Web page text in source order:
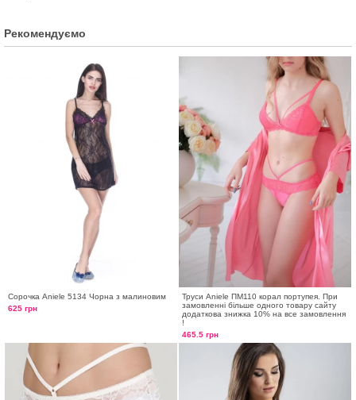
Рекомендуємо
Сорочка Aniele 5134 Чорна з малиновим
625 грн
Труси Aniele ПМ110 корал портупея. При
замовленні більше одного товару сайту
додаткова знижка 10% на все замовлення
!
465.5 грн